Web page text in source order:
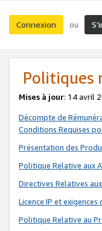
Connexion ou
Politiques
Mises à jour: 14 avril
Décompte de
Conditions Requises
Présentation des
Politique Relative aux
Directives Relatives
Licence IP et
Politique Relative au